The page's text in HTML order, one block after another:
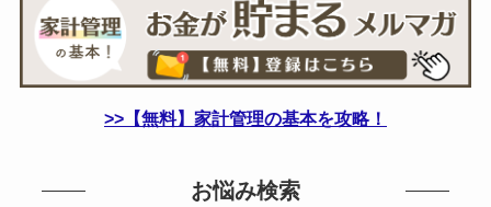
>>【無料】家計管理の基本を攻略！
お悩み検索